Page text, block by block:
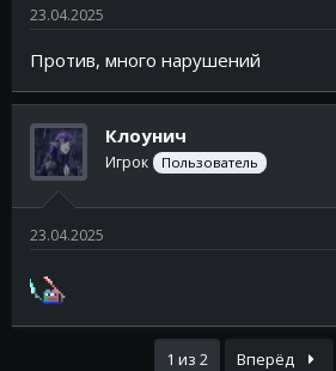
23.04.2025
Против, много нарушений
Клоунич
Игрок Пользователь
23.04.2025
1 из 2 Вперёд